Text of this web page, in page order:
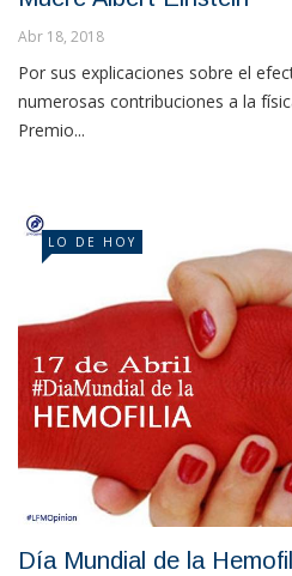
Abr 18, 2018
Por sus explicaciones sobre el
numerosas contribuciones a la
Premio...
LO DE HOY
Día Mundial de la